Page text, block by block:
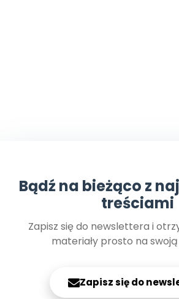
Bądź na bieżąco z
treściami
Zapisz się do newslettera i
materiały prosto na
Zapisz się do